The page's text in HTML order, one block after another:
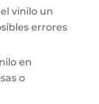
vinilo un
errores
en
o